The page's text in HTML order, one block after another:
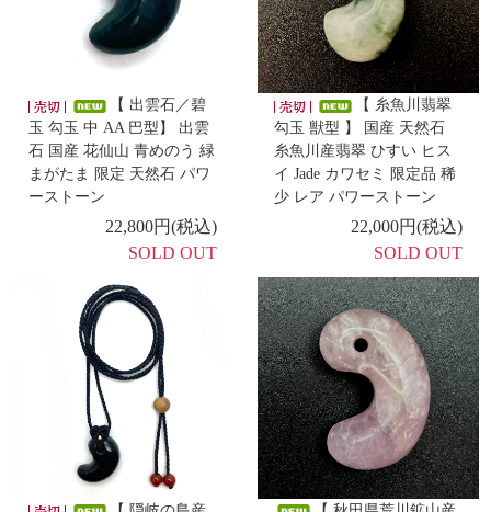
7/1
-新着商品 -
【 出雲石磨き原石包み編みペンダント 】
6/30
-新着商品 -
【 花仙山産めのう 勾玉AAA 中 】
-新着商品 -
【 めのう オブジェ 】
6/26
-新着商品 -
【 隠岐の島産黒曜石 勾玉(小) 巴型 】
6/25
-新着商品 -
【 糸魚川翡翠 勾玉 巴型 】
-新着商品 -
【 出雲石／碧
玉 勾玉 中 AA 巴型】 出雲
石 国産 花仙山 青めのう 緑
まがたま 限定 天然石 パワ
ーストーン
22,800円(税込)
SOLD OUT
【 糸魚川翡翠
勾玉 獣型 】 国産 天然石
糸魚川産翡翠 ひすい ヒス
イ Jade カワセミ 限定品 稀
少 レア パワーストーン
22,000円(税込)
SOLD OUT